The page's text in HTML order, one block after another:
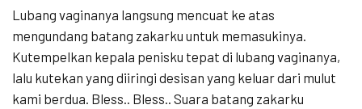
Lubang vaginanya langsung mencuat ke atas
mengundang batang zakarku untuk memasukinya.
Kutempelkan kepala penisku tepat di lubang vaginanya,
lalu kutekan yang diiringi desisan yang keluar dari mulut
kami berdua. Bless.. Bless.. Suara batang zakarku